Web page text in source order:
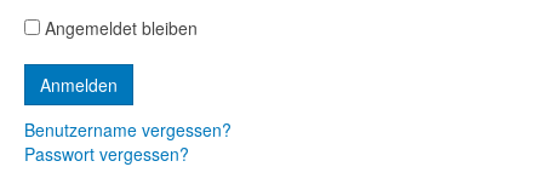
Angemeldet bleiben
Benutzername vergessen?
Passwort vergessen?